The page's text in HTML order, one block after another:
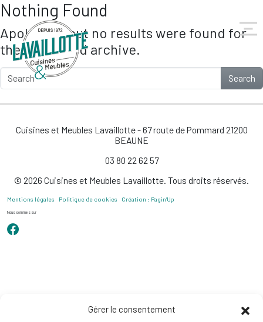
Gérer le consentement
Skip to main content
Nothing Found
Apologies, but no results were found for
the requested archive.
Search
Cuisines et Meubles Lavaillotte - 67 route de Pommard 21200
BEAUNE
03 80 22 62 57
© 2026 Cuisines et Meubles Lavaillotte. Tous droits réservés.
Mentions légales Politique de cookies Création : Pagin’Up
Nous sommes sur